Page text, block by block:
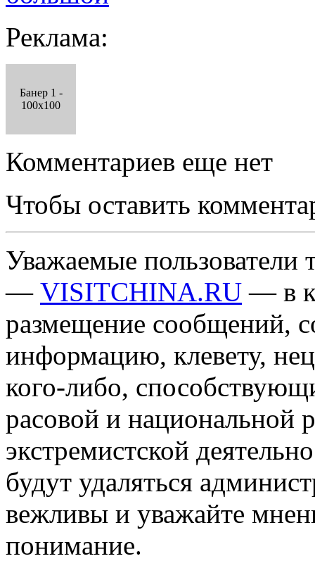
Реклама:
Банер 1 -
100x100
Комментариев еще нет
Чтобы оставить
Уважаемые пользователи
— VISITCHINA.RU — в
размещение сообщений,
информацию, клевету,
кого-либо,
расовой и национальной
экстремистской
будут удаляться
вежливы и уважайте
понимание.